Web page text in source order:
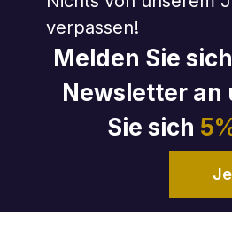
verpassen!
Melden Sie
Newsletter an
Sie sich